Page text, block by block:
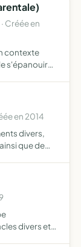
Créée en
contexte
s'épanouir
en 2014
divers,
que de
divers et